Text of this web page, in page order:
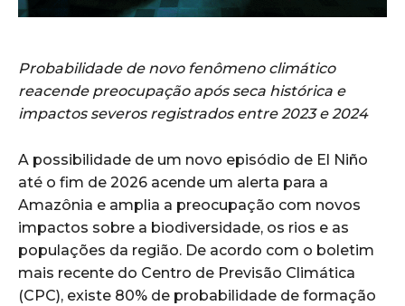
Probabilidade de novo fenômeno climático
reacende preocupação após seca histórica e
impactos severos registrados entre 2023 e 2024
A possibilidade de um novo episódio de El Niño
até o fim de 2026 acende um alerta para a
Amazônia e amplia a preocupação com novos
impactos sobre a biodiversidade, os rios e as
populações da região. De acordo com o boletim
mais recente do Centro de Previsão Climática
(CPC), existe 80% de probabilidade de formação